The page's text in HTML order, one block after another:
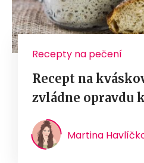
Recepty na pečení
Recept na
zvládne opravdu
Martina